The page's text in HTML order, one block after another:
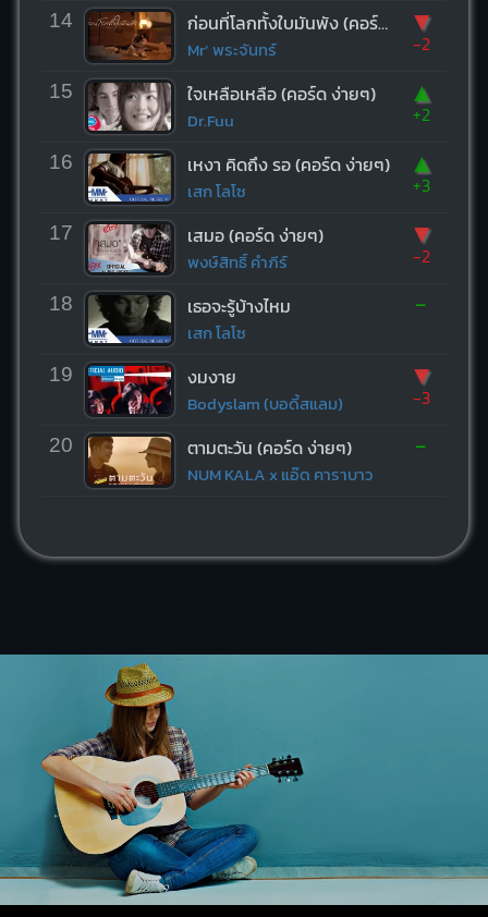
14 ก่อนที่โลกทั้งใบมันพัง (คอร์ด ง่ายๆ)
Mr’ พระจันทร์
▼
-2
15 ใจเหลือเหลือ (คอร์ด ง่ายๆ)
Dr.Fuu
▲
+2
16 เหงา คิดถึง รอ (คอร์ด ง่ายๆ)
เสก โลโซ
▲
+3
17 เสมอ (คอร์ด ง่ายๆ)
พงษ์สิทธิ์ คำภีร์
▼
-2
18 เธอจะรู้บ้างไหม
เสก โลโซ
-
19 งมงาย
Bodyslam (บอดี้สแลม)
▼
-3
20 ตามตะวัน (คอร์ด ง่ายๆ)
NUM KALA x แอ๊ด คาราบาว
-